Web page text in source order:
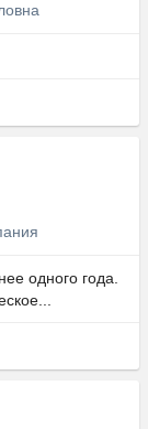
одного года.